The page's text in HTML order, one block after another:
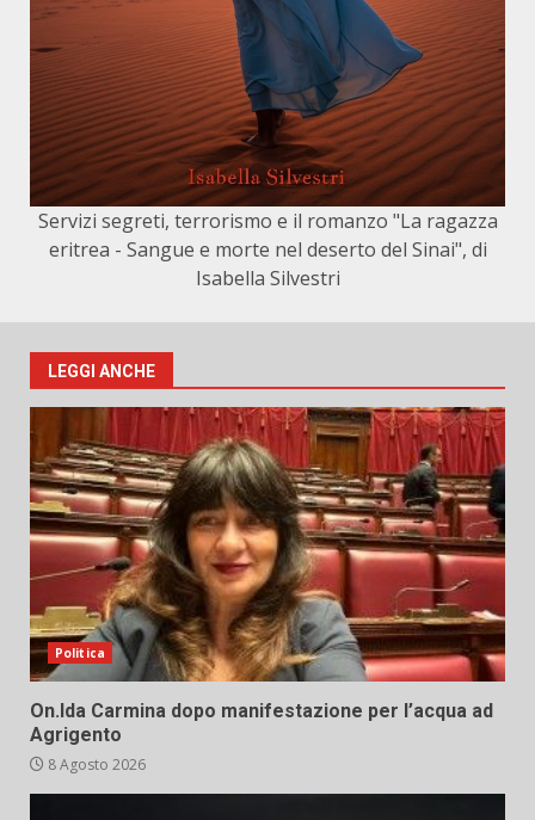
Servizi segreti, terrorismo e il romanzo "La ragazza
eritrea - Sangue e morte nel deserto del Sinai", di
Isabella Silvestri
LEGGI ANCHE
Politica
On.Ida Carmina dopo manifestazione per l’acqua ad
Agrigento
8 Agosto 2026